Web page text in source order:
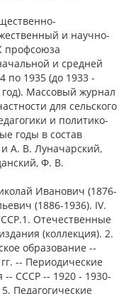
и научно-
профсоюза
и средней
по 1935 (до 1933 -
Массовый журнал
для сельского
и политико-
годы в состав
А. В. Луначарский,
Ф. В.
Иванович (1876-
(1886-1936). IV.
Отечественные
(коллекция). 2.
образование --
-- Периодические
-- СССР -- 1920 - 1930-
Педагогические